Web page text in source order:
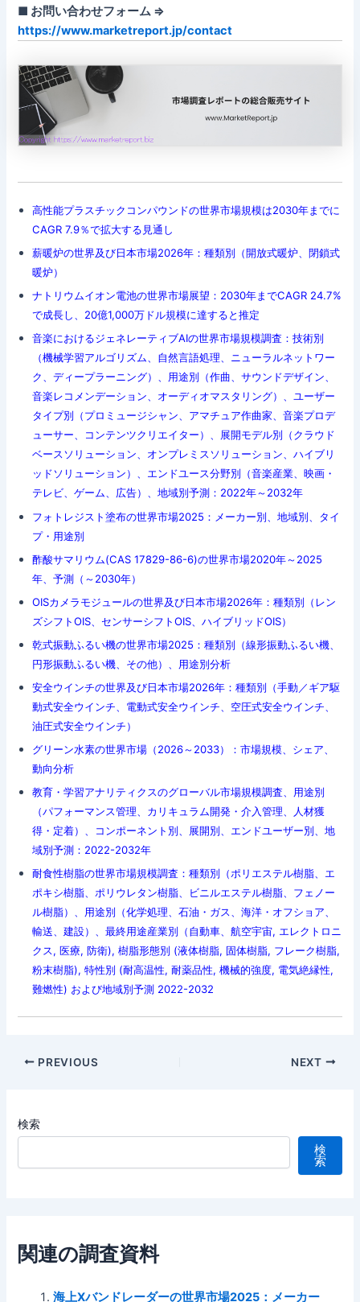
■ お問い合わせフォーム ⇒
https://www.marketreport.jp/contact
高性能プラスチックコンパウンドの世界市場規模は2030年までに
CAGR 7.9％で拡大する見通し
薪暖炉の世界及び日本市場2026年：種類別（開放式暖炉、閉鎖式
暖炉）
ナトリウムイオン電池の世界市場展望：2030年までCAGR 24.7%
で成長し、20億1,000万ドル規模に達すると推定
音楽におけるジェネレーティブAIの世界市場規模調査：技術別
（機械学習アルゴリズム、自然言語処理、ニューラルネットワー
ク、ディープラーニング）、用途別（作曲、サウンドデザイン、
音楽レコメンデーション、オーディオマスタリング）、ユーザー
タイプ別（プロミュージシャン、アマチュア作曲家、音楽プロデ
ューサー、コンテンツクリエイター）、展開モデル別（クラウド
ベースソリューション、オンプレミスソリューション、ハイブリ
ッドソリューション）、エンドユース分野別（音楽産業、映画・
テレビ、ゲーム、広告）、地域別予測：2022年～2032年
フォトレジスト塗布の世界市場2025：メーカー別、地域別、タイ
プ・用途別
酢酸サマリウム(CAS 17829-86-6)の世界市場2020年～2025
年、予測（～2030年）
OISカメラモジュールの世界及び日本市場2026年：種類別（レン
ズシフトOIS、センサーシフトOIS、ハイブリッドOIS）
乾式振動ふるい機の世界市場2025：種類別（線形振動ふるい機、
円形振動ふるい機、その他）、用途別分析
安全ウインチの世界及び日本市場2026年：種類別（手動／ギア駆
動式安全ウインチ、電動式安全ウインチ、空圧式安全ウインチ、
油圧式安全ウインチ）
グリーン水素の世界市場（2026～2033）：市場規模、シェア、
動向分析
教育・学習アナリティクスのグローバル市場規模調査、用途別
（パフォーマンス管理、カリキュラム開発・介入管理、人材獲
得・定着）、コンポーネント別、展開別、エンドユーザー別、地
域別予測：2022-2032年
耐食性樹脂の世界市場規模調査：種類別（ポリエステル樹脂、エ
ポキシ樹脂、ポリウレタン樹脂、ビニルエステル樹脂、フェノー
ル樹脂）、用途別（化学処理、石油・ガス、海洋・オフショア、
輸送、建設）、最終用途産業別（自動車、航空宇宙, エレクトロニ
クス, 医療, 防衛), 樹脂形態別 (液体樹脂, 固体樹脂, フレーク樹脂,
粉末樹脂), 特性別 (耐高温性, 耐薬品性, 機械的強度, 電気絶縁性,
難燃性) および地域別予測 2022-2032
Post
PREVIOUS NEXT
検索
検
索
関連の調査資料
海上Xバンドレーダーの世界市場2025：メーカー